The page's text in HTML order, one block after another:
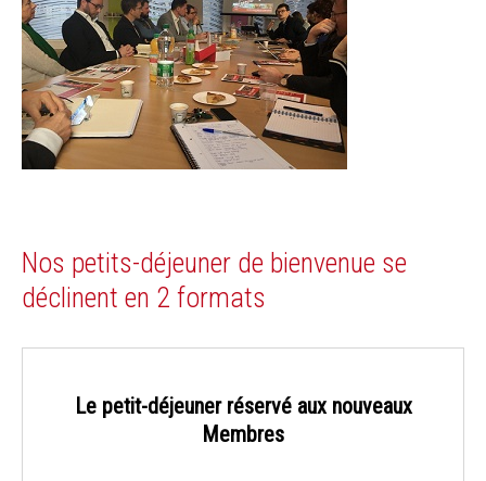
Nos petits-déjeuner de bienvenue se
déclinent en 2 formats
Le petit-déjeuner réservé aux nouveaux
Membres